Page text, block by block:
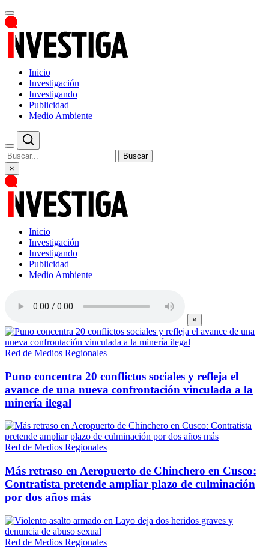
Inicio
Investigación
Investigando
Publicidad
Medio Ambiente
Buscar
×
Inicio
Investigación
Investigando
Publicidad
Medio Ambiente
×
Red de Medios Regionales
Puno concentra 20 conflictos sociales y refleja el
avance de una nueva confrontación vinculada a la
minería ilegal
Red de Medios Regionales
Más retraso en Aeropuerto de Chinchero en Cusco:
Contratista pretende ampliar plazo de culminación
por dos años más
Red de Medios Regionales